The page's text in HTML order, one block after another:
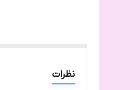
نظرات